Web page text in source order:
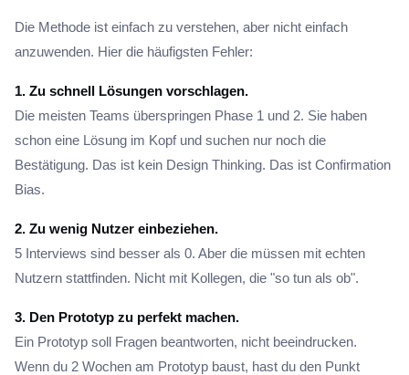
Die Methode ist einfach zu verstehen, aber nicht einfach
anzuwenden. Hier die häufigsten Fehler:
1. Zu schnell Lösungen vorschlagen.
Die meisten Teams überspringen Phase 1 und 2. Sie haben
schon eine Lösung im Kopf und suchen nur noch die
Bestätigung. Das ist kein Design Thinking. Das ist Confirmation
Bias.
2. Zu wenig Nutzer einbeziehen.
5 Interviews sind besser als 0. Aber die müssen mit echten
Nutzern stattfinden. Nicht mit Kollegen, die "so tun als ob".
3. Den Prototyp zu perfekt machen.
Ein Prototyp soll Fragen beantworten, nicht beeindrucken.
Wenn du 2 Wochen am Prototyp baust, hast du den Punkt